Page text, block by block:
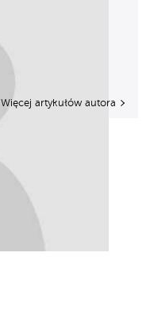
Więcej artykułów autora